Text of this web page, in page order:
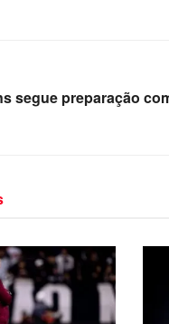
segue preparação